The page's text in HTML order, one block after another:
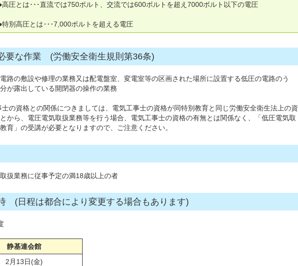
高圧とは･･･直流では750ボルト、交流では600ボルトを超え7000ボルト以下の電圧
特別高圧とは･･･7,000ボルトを超える電圧
要な作業 (労働安全衛生規則第36条)
路の敷設や修理の業務又は配電盤室、変電室等の区画された場所に設置する低圧の電路のう
が露出している開閉器の操作の業務
の資格との関係につきましては、電気工事士の資格が同特別教育と同じ労働安全衛生法上の資
から、電圧電気取扱業務等を行う場合、電気工事士の資格の有無とは関係なく、「低圧電気取
育」の受講が必要となりますので、ご注意ください。
扱業務に従事予定の満18歳以上の者
(日程は都合により変更する場合もあります)
静基連会館
2月13日(金)